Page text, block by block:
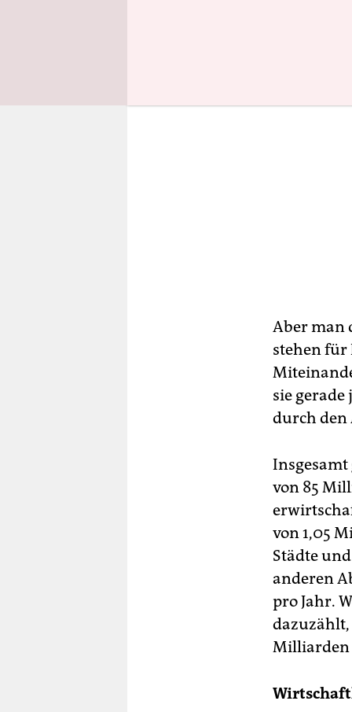
Aber man
stehen für
sie
durch den
Insgesamt
von 85
von 1,05
Städte
anderen
pro Jahr.
dazuzählt,
Milliarden